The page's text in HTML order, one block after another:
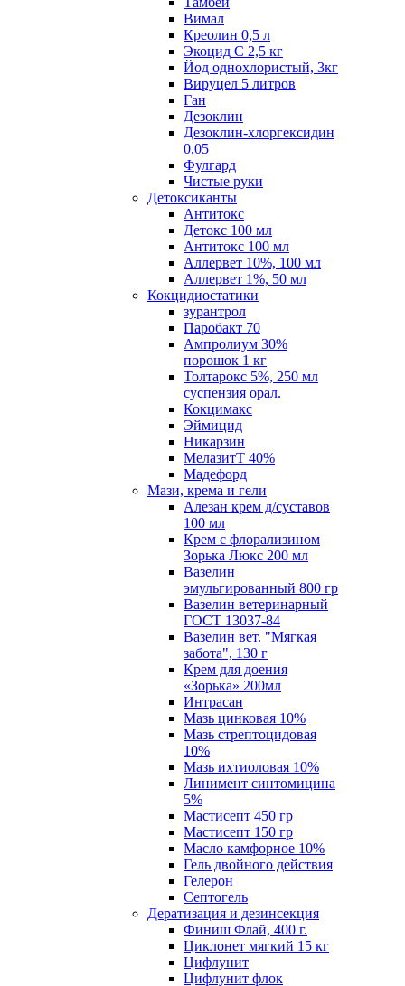
Вимал
Креолин 0,5 л
Экоцид С 2,5 кг
Йод однохлористый, 3кг
Вируцел 5 литров
Ган
Дезоклин
Дезоклин-хлоргексидин
0,05
Фулгард
Чистые руки
Детоксиканты
Антитокс
Детокс 100 мл
Антитокс 100 мл
Аллервет 10%, 100 мл
Аллервет 1%, 50 мл
Кокцидиостатики
зурантрол
Паробакт 70
Ампролиум 30%
порошок 1 кг
Толтарокс 5%, 250 мл
суспензия орал.
Кокцимакс
Эймицид
Никарзин
МелазитТ 40%
Мадефорд
Мази, крема и гели
Алезан крем д/суставов
100 мл
Крем с флорализином
Зорька Люкс 200 мл
Вазелин
эмульгированный 800 гр
Вазелин ветеринарный
ГОСТ 13037-84
Вазелин вет. "Мягкая
забота", 130 г
Крем для доения
«Зорька» 200мл
Интрасан
Мазь цинковая 10%
Мазь стрептоцидовая
10%
Мазь ихтиоловая 10%
Линимент синтомицина
5%
Мастисепт 450 гр
Мастисепт 150 гр
Масло камфорное 10%
Гель двойного действия
Гелерон
Септогель
Дератизация и дезинсекция
Финиш Флай, 400 г.
Циклонет мягкий 15 кг
Цифлунит
Цифлунит флок